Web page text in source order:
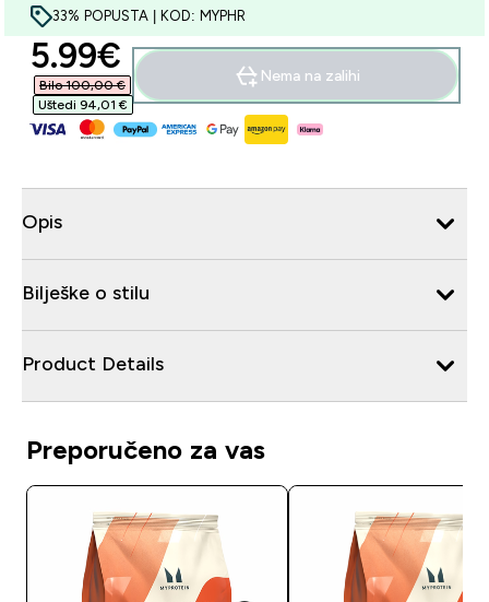
33% POPUSTA | KOD: MYPHR
discounted price
5.99€‎
Bilo 100,00 €‎
Uštedi 94,01 €‎
Nema na zalihi
Opis
Bilješke o stilu
Product Details
Preporučeno za vas